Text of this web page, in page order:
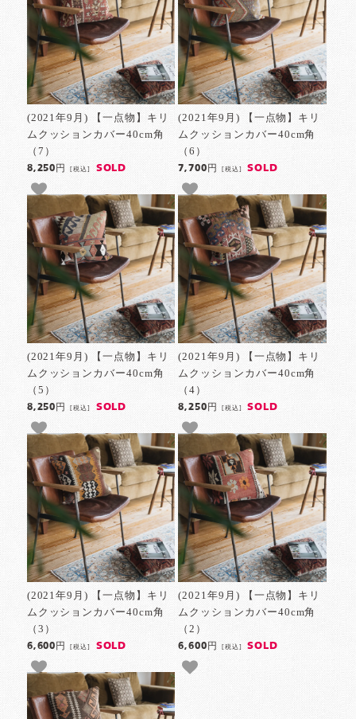
(2021年9月) 【一点物】キリ
ムクッションカバー40cm角
（7）
8,250円[税込] SOLD
(2021年9月) 【一点物】キリ
ムクッションカバー40cm角
（6）
7,700円 [税込] SOLD
(2021年9月) 【一点物】キリ
ムクッションカバー40cm角
（5）
8,250円[税込] SOLD
(2021年9月) 【一点物】キリ
ムクッションカバー40cm角
（4）
8,250円 [税込] SOLD
(2021年9月) 【一点物】キリ
ムクッションカバー40cm角
（3）
6,600円[税込] SOLD
(2021年9月) 【一点物】キリ
ムクッションカバー40cm角
（2）
6,600円 [税込] SOLD